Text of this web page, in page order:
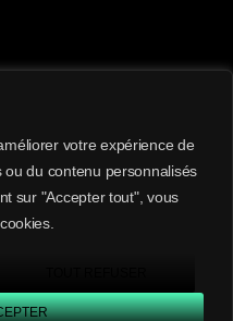
votre expérience de
ou du contenu personnalisés
sur "Accepter tout", vous